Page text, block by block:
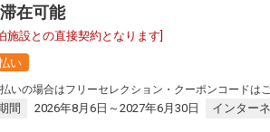
在可能
施設との直接契約となります]
い
いの場合はフリーセレクション・クーポンコードは
間 2026年8月6日～2027年6月30日 インター